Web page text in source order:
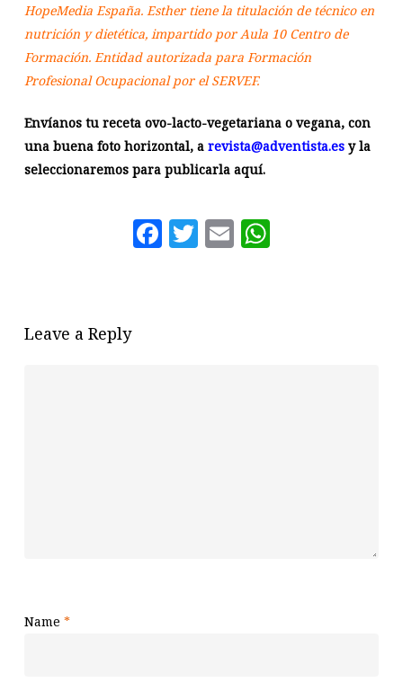
HopeMedia España. Esther tiene la titulación de técnico en
nutrición y dietética, impartido por Aula 10 Centro de
Formación. Entidad autorizada para Formación
Profesional Ocupacional por el SERVEF.
Envíanos tu receta ovo-lacto-vegetariana o vegana, con
una buena foto horizontal, a revista@adventista.es y la
seleccionaremos para publicarla aquí.
Facebook
Twitter
Email
Leave a Reply
Name *